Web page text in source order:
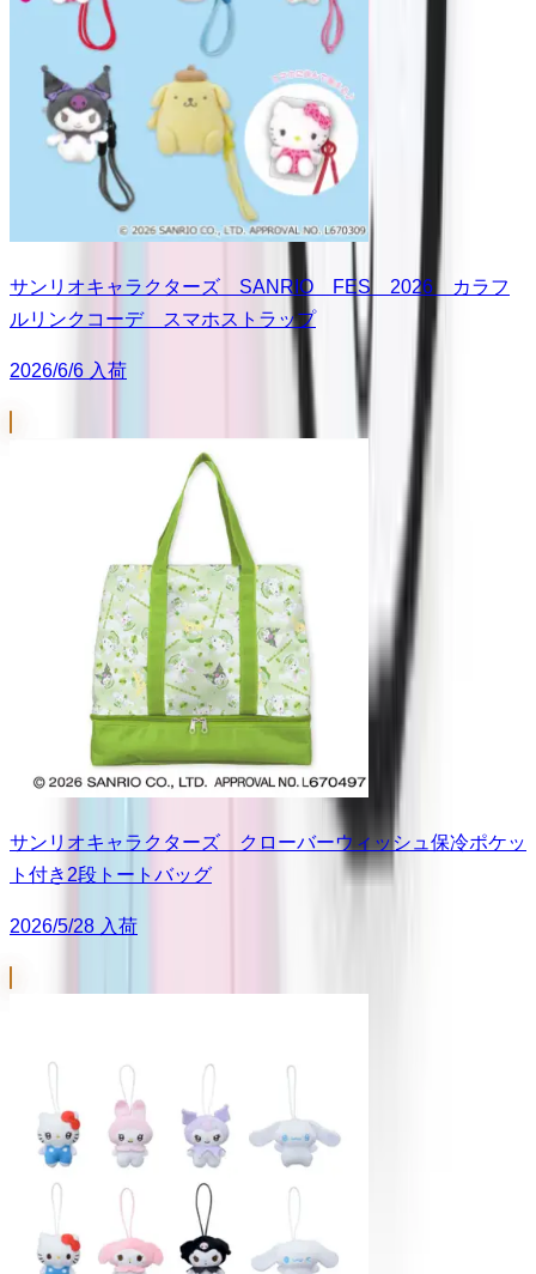
サンリオキャラクターズ SANRIO FES 2026 カラフ
ルリンクコーデ スマホストラップ
2026/6/6 入荷
サンリオキャラクターズ クローバーウィッシュ保冷ポケッ
ト付き2段トートバッグ
2026/5/28 入荷